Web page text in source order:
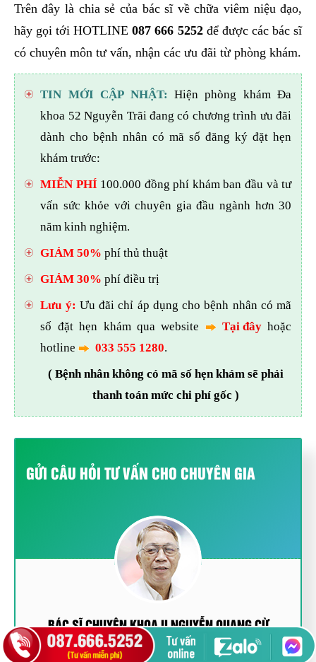
Trên đây là chia sẻ của bác sĩ về chữa viêm niệu đạo,
hãy gọi tới HOTLINE087 666 5252để được các bác sĩ
có chuyên môn tư vấn, nhận các ưu đãi từ phòng khám.
TIN MỚI CẬP NHẬT: Hiện phòng khám Đa
khoa 52 Nguyễn Trãi đang có chương trình ưu đãi
dành cho bệnh nhân có mã số đăng ký đặt hẹn
khám trước:
MIỄN PHÍ 100.000 đồng phí khám ban đầu và tư
vấn sức khỏe với chuyên gia đầu ngành hơn 30
năm kinh nghiệm.
GIẢM 50% phí thủ thuật
GIẢM 30% phí điều trị
Lưu ý: Ưu đãi chỉ áp dụng cho bệnh nhân có mã
số đặt hẹn khám qua website
Tại đâyhoặc
hotline
033 555 1280.
( Bệnh nhân không có mã số hẹn khám sẽ phải
thanh toán mức chi phí gốc )
GỬI CÂU HỎI TƯ VẤN CHO CHUYÊN GIA
BÁC SĨ CHUYÊN KHOA II NGUYỄN QUANG CỪ
Nguyên Trưởng phòng khám Tiết niệu sinh dục